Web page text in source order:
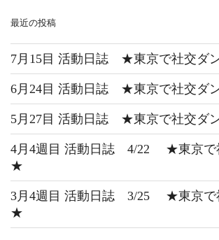
最近の投稿
7月15目 活動日誌 ★東京で社交
6月24目 活動日誌 ★東京で社交
5月27目 活動日誌 ★東京で社交
4月4週目 活動日誌 4/22 ★東京で
★
3月4週目 活動日誌 3/25 ★東京で
★